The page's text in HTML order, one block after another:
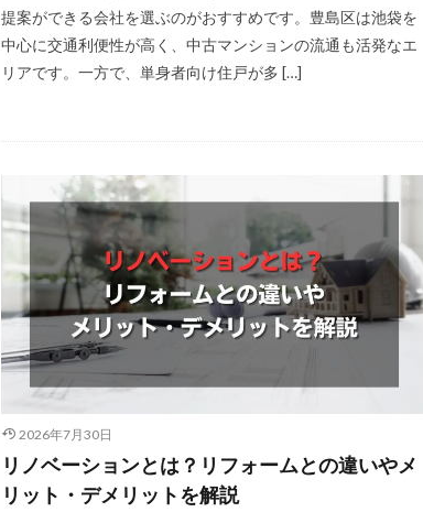
提案ができる会社を選ぶのがおすすめです。豊島区は池袋を
中心に交通利便性が高く、中古マンションの流通も活発なエ
リアです。一方で、単身者向け住戸が多 […]
2026年7月30日
リノベーションとは？リフォームとの違いやメ
リット・デメリットを解説